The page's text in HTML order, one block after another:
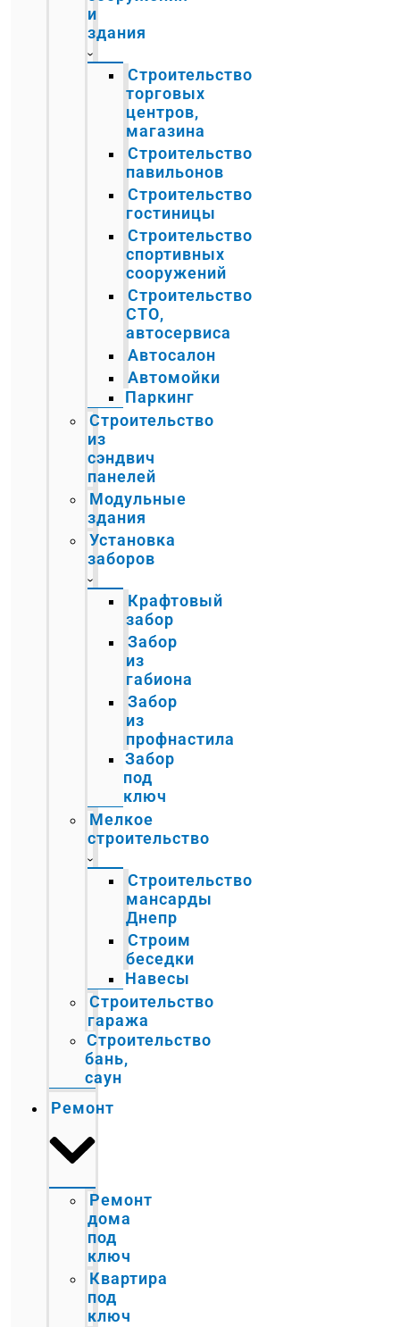
и
здания
Строительство
торговых
центров,
магазина
Строительство
павильонов
Строительство
гостиницы
Строительство
спортивных
сооружений
Строительство
СТО,
автосервиса
Автосалон
Автомойки
Паркинг
Строительство
из
сэндвич
панелей
Модульные
здания
Установка
заборов
Крафтовый
забор
Забор
из
габиона
Забор
из
профнастила
Забор
под
ключ
Мелкое
строительство
Строительство
мансарды
Днепр
Строим
беседки
Навесы
Строительство
гаража
Строительство
бань,
саун
Ремонт
Ремонт
дома
под
ключ
Квартира
под
ключ